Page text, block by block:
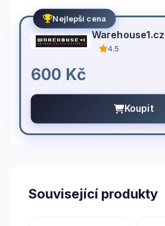
Nejlepší cena
Warehouse1.cz
4.5
600 Kč
Koupit
Související produkty